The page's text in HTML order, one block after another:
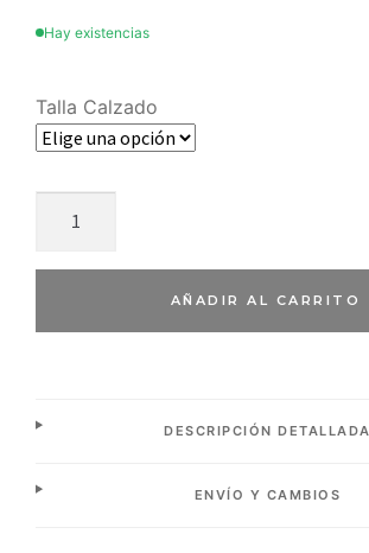
Hay existencias
Talla Calzado
AÑADIR AL CARRITO
DESCRIPCIÓN DETALLADA
ENVÍO Y CAMBIOS